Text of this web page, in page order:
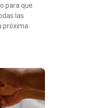
para que
las
próxima